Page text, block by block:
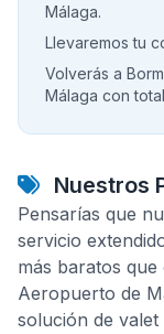
Málaga.
Llevaremos tu
Volverás a
Málaga con
Nuestros
Pensarías que
servicio
más baratos
Aeropuerto de
solución de